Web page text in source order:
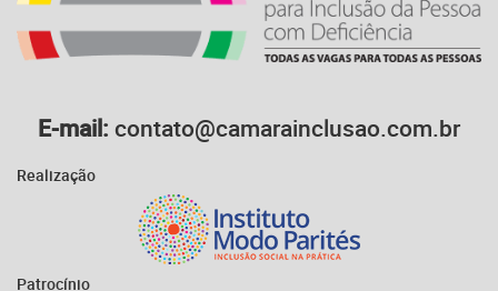
E-mail: contato@camarainclusao.com.br
Realização
Patrocínio